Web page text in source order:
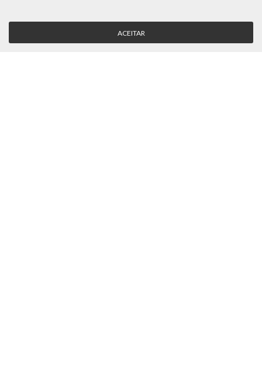
Empresa
Visão, Missão e Valores
Login
Recuperar Password
ACEITAR